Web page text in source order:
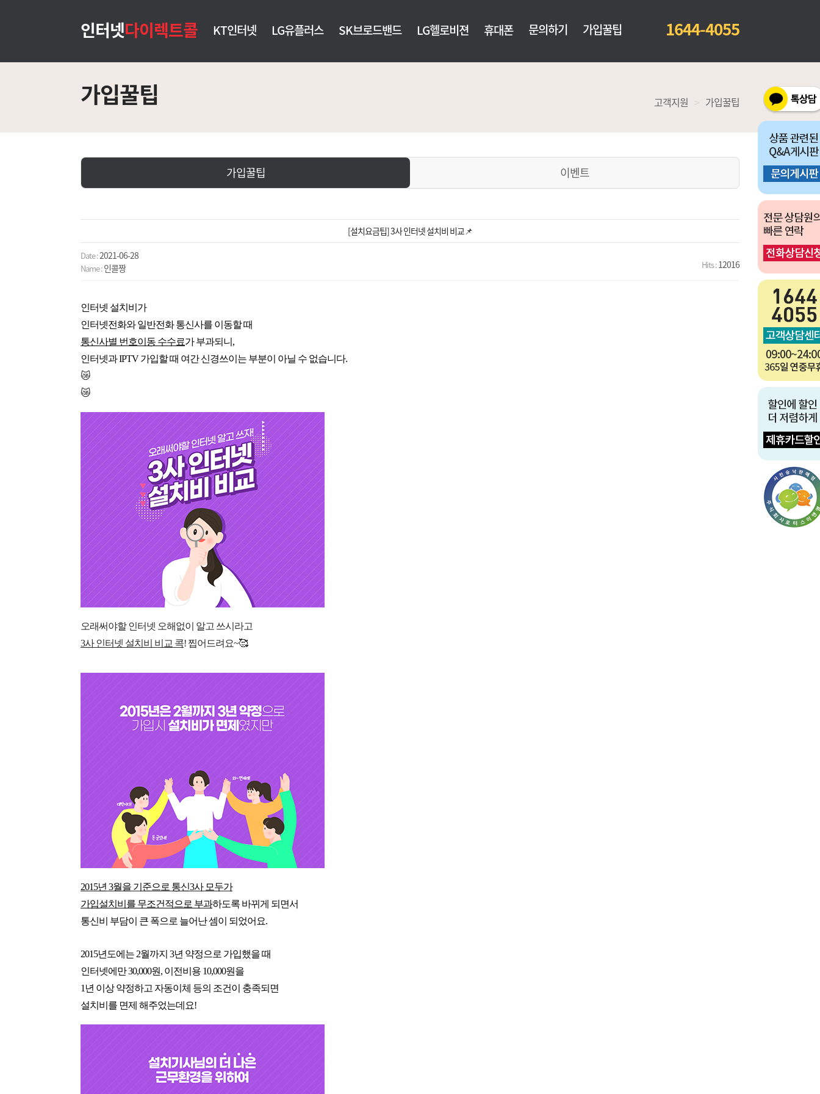
인터넷다이렉트콜 KT인터넷 LG유플러스 SK브로드밴드 LG헬로비젼 휴대폰 문의하기 가입꿀팁 1644-4055
가입꿀팁 고객지원 > 가입꿀팁
가입꿀팁 이벤트
[설치요금팁] 3사 인터넷 설치비 비교📌
Date :2021-06-28
Name :인콜짱 Hits :12016
인터넷 설치비가
인터넷전화와 일반전화 통신사를 이동할 때
통신사별 번호이동 수수료가 부과되니,
인터넷과 IPTV 가입할 때 여간 신경쓰이는 부분이 아닐 수 없습니다.
😿
😿
오래써야할 인터넷 오해없이 알고 쓰시라고
3사 인터넷 설치비 비교 콕! 찝어드려요~🥰
2015년 3월을 기준으로 통신3사 모두가
가입설치비를 무조건적으로 부과하도록 바뀌게 되면서
통신비 부담이 큰 폭으로 늘어난 셈이 되었어요.
2015년도에는 2월까지 3년 약정으로 가입했을 때
인터넷에만 30,000원, 이전비용 10,000원을
1년 이상 약정하고 자동이체 등의 조건이 충족되면
설치비를 면제 해주었는데요!